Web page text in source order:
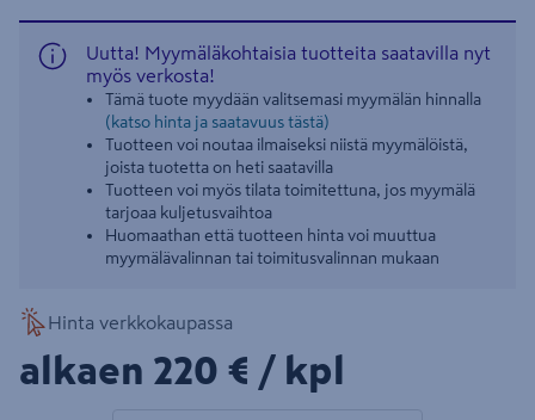
Uutta! Myymäläkohtaisia tuotteita saatavilla nyt
myös verkosta!
Tämä tuote myydään valitsemasi myymälän hinnalla
(katso hinta ja saatavuus tästä)
Tuotteen voi noutaa ilmaiseksi niistä myymälöistä,
joista tuotetta on heti saatavilla
Tuotteen voi myös tilata toimitettuna, jos myymälä
tarjoaa kuljetusvaihtoa
Huomaathan että tuotteen hinta voi muuttua
myymälävalinnan tai toimitusvalinnan mukaan
Hinta verkkokaupassa
alkaen 220€/kpl
220 € / kpl